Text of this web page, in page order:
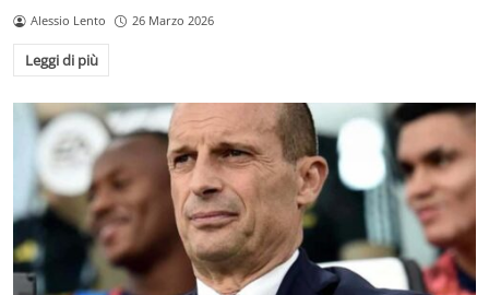
Alessio Lento 26 Marzo 2026
Leggi di più